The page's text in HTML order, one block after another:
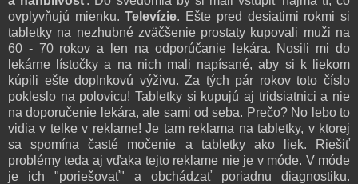
ovplyvňujú mienku.Televízie. Ešte pred desiatimi rokmi si
tabletky na nezhubné zväčšenie prostaty kupovali muži na
60 - 70 rokov a len na odporúčanie lekára. Nosili mi do
lekárne lístočky a na nich mali napísané, aby si k liekom
kúpili ešte doplnkovú výživu. Za tých pár rokov toto číslo
pokleslo na polovicu! Tabletky si kupujú aj tridsiatnici a nie
na doporučenie lekára, ale sami od seba. Prečo? No lebo to
vidia v telke v reklame! Je tam reklama na tabletky, v ktorej
sa spomína časté močenie a tabletky ako liek. Riešiť
problémy teda aj vďaka tejto reklame nie je v móde. V móde
je ich "poriešovať" a obchádzať poriadnu diagnostiku.